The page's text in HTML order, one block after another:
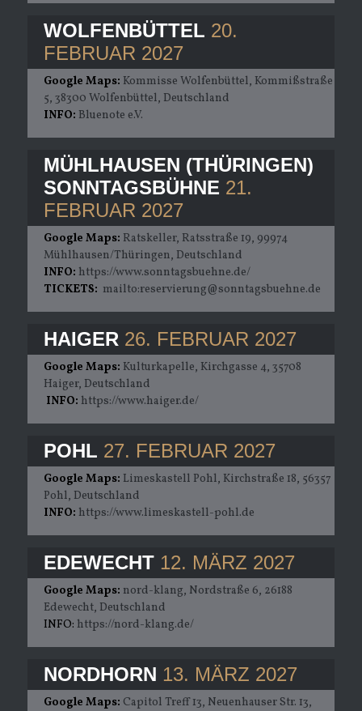
WOLFENBÜTTEL 20.
FEBRUAR 2027
Google Maps: Kommisse Wolfenbüttel, Kommißstraße
5, 38300 Wolfenbüttel, Deutschland
INFO: Bluenote e.V.
MÜHLHAUSEN (THÜRINGEN)
SONNTAGSBÜHNE 21.
FEBRUAR 2027
Google Maps: Ratskeller, Ratsstraße 19, 99974
Mühlhausen/Thüringen, Deutschland
INFO: https://www.sonntagsbuehne.de/
TICKETS: mailto:reservierung@sonntagsbuehne.de
HAIGER 26. FEBRUAR 2027
Google Maps: Kulturkapelle, Kirchgasse 4, 35708
Haiger, Deutschland
INFO: https://www.haiger.de/
POHL 27. FEBRUAR 2027
Google Maps: Limeskastell Pohl, Kirchstraße 18, 56357
Pohl, Deutschland
INFO: https://www.limeskastell-pohl.de
EDEWECHT 12. MÄRZ 2027
Google Maps: nord-klang, Nordstraße 6, 26188
Edewecht, Deutschland
INFO: https://nord-klang.de/
NORDHORN 13. MÄRZ 2027
Google Maps: Capitol Treff 13, Neuenhauser Str. 13,